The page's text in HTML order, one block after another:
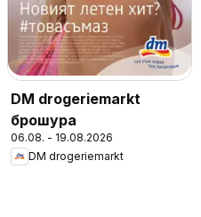
DM drogeriemarkt
брошура
06.08. - 19.08.2026
DM drogeriemarkt